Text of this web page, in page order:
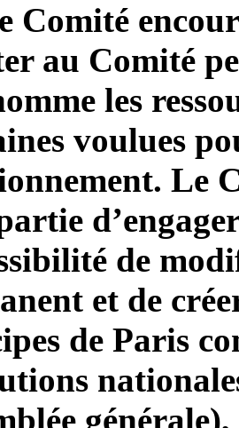
Comité
au Comité
les
voulues
Le
de
et de
de Paris